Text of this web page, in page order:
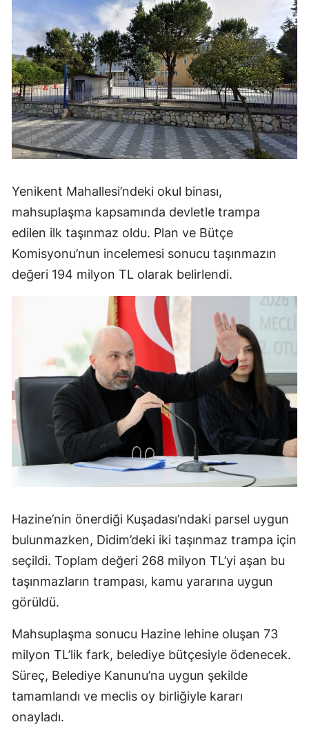
Yenikent Mahallesi’ndeki okul binası,
mahsuplaşma kapsamında devletle trampa
edilen ilk taşınmaz oldu. Plan ve Bütçe
Komisyonu’nun incelemesi sonucu taşınmazın
değeri 194 milyon TL olarak belirlendi.
Hazine’nin önerdiği Kuşadası’ndaki parsel uygun
bulunmazken, Didim’deki iki taşınmaz trampa için
seçildi. Toplam değeri 268 milyon TL’yi aşan bu
taşınmazların trampası, kamu yararına uygun
görüldü.
Mahsuplaşma sonucu Hazine lehine oluşan 73
milyon TL’lik fark, belediye bütçesiyle ödenecek.
Süreç, Belediye Kanunu’na uygun şekilde
tamamlandı ve meclis oy birliğiyle kararı
onayladı.